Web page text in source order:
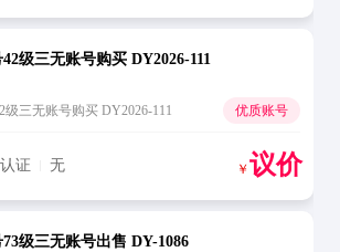
级三无账号购买 DY2026-111
级三无账号购买 DY2026-111 优质账号
证 无 ￥ 议价
级三无账号出售 DY-1086